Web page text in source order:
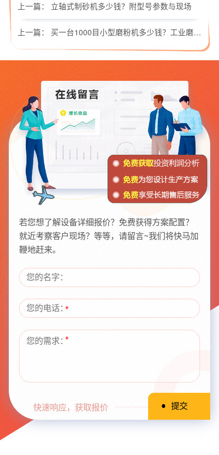
上一篇： 立轴式制砂机多少钱？附型号参数与现场
上一篇： 买一台1000目小型磨粉机多少钱？工业磨粉机厂家哪个好？
若您想了解设备详细报价？免费获得方案配置？
就近考察客户现场？等等，请留言~我们将快马加
鞭地赶来。
快速响应，获取报价